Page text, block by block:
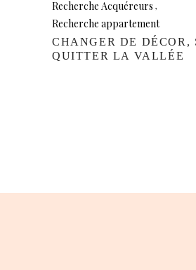
Recherche Acquéreurs
Recherche appartement
CHANGER DE DÉCOR,
QUITTER LA VALLÉE